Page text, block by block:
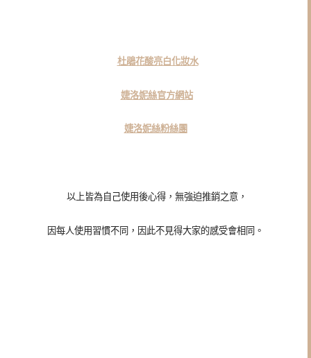
杜鵑花酸亮白化妝水
婕洛妮絲官方網站
婕洛妮絲粉絲團
以上皆為自己使用後心得，無強迫推銷之意，
因每人使用習慣不同，因此不見得大家的感受會相同。